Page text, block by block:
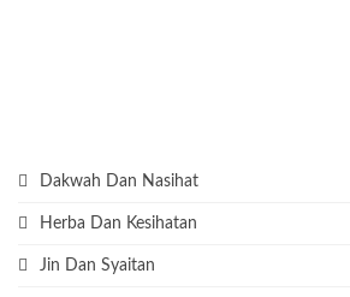
Dakwah Dan Nasihat
Herba Dan Kesihatan
Jin Dan Syaitan